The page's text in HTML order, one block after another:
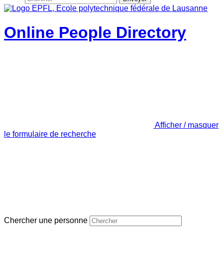
Online People Directory
Afficher / masquer
le formulaire de recherche
Chercher une personne